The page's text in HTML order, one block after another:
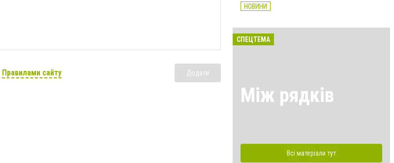
Правилами сайту Додати
НОВИНИ
СПЕЦТЕМА
Між рядків
Всі матеріали тут